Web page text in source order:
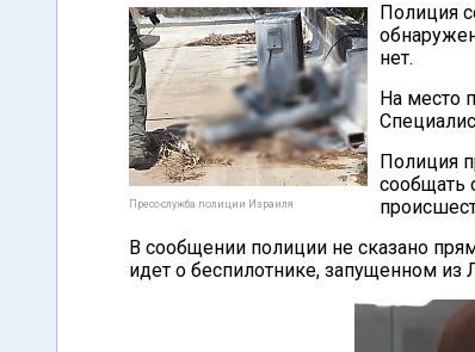
Пресс-служба полиции Израиля
Полиция
нет.
На место
Полиция
сообщать
В сообщении полиции не сказано
идет о беспилотнике, запущенном из